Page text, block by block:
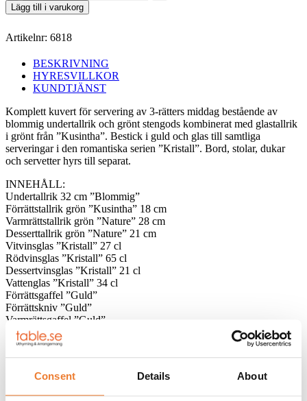
Consent Details About
3-
rättersmiddag
mängd
Lägg till i varukorg
Artikelnr: 6818
BESKRIVNING
HYRESVILLKOR
KUNDTJÄNST
Komplett kuvert för servering av 3-rätters middag bestående av
blommig undertallrik och grönt stengods kombinerat med glastallrik
i grönt från ”Kusintha”. Bestick i guld och glas till samtliga
serveringar i den romantiska serien ”Kristall”. Bord, stolar, dukar
och servetter hyrs till separat.
INNEHÅLL:
Undertallrik 32 cm ”Blommig”
Förrättstallrik grön ”Kusintha” 18 cm
Varmrättstallrik grön ”Nature” 28 cm
Desserttallrik grön ”Nature” 21 cm
Vitvinsglas ”Kristall” 27 cl
Rödvinsglas ”Kristall” 65 cl
Dessertvinsglas ”Kristall” 21 cl
Vattenglas ”Kristall” 34 cl
Förrättsgaffel ”Guld”
Förrättskniv ”Guld”
Varmrättsgaffel ”Guld”
Varmrättskniv ”Guld”
Dessertsked ”Guld”
Dessertgaffel ”Guld”
Klicka pådenna länk
för information om våra hyresvillkor eller
ladda ner pdfen